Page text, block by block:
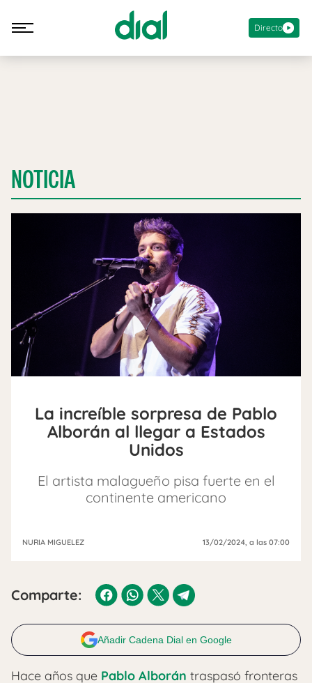
Directo
NOTICIA
La increíble sorpresa de Pablo
Alborán al llegar a Estados
Unidos
El artista malagueño pisa fuerte en el
continente americano
NURIA MIGUELEZ 13/02/2024, a las 07:00
Comparte:
Añadir Cadena Dial en Google
Hace años que Pablo Alborán traspasó fronteras